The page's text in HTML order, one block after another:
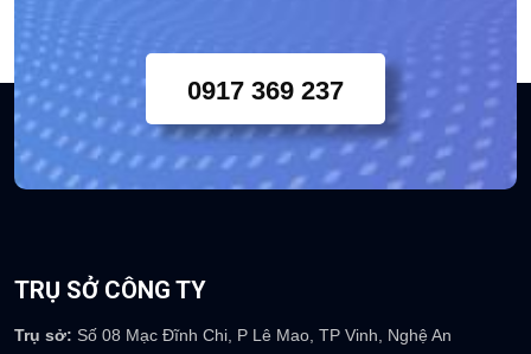
0917 369 237
TRỤ SỞ CÔNG TY
Trụ sở: Số 08 Mạc Đĩnh Chi, P Lê Mao, TP Vinh, Nghệ An